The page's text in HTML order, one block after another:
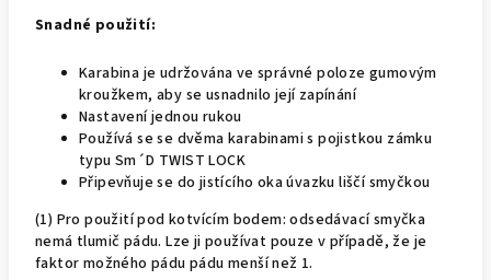
Snadné použití:
Karabina je udržována ve správné poloze gumovým
kroužkem, aby se usnadnilo její zapínání
Nastavení jednou rukou
Používá se se dvěma karabinami s pojistkou zámku
typu Sm´D TWIST LOCK
Připevňuje se do jistícího oka úvazku liščí smyčkou
(1) Pro použití pod kotvícím bodem: odsedávací smyčka
nemá tlumič pádu. Lze ji používat pouze v případě, že je
faktor možného pádu pádu menší než 1.